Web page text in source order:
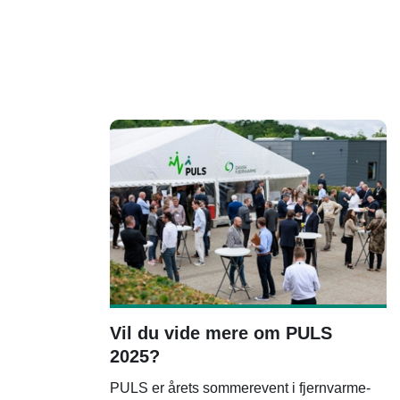
Vil du vide mere om PULS
2025?
PULS er årets sommerevent i fjernvarme-